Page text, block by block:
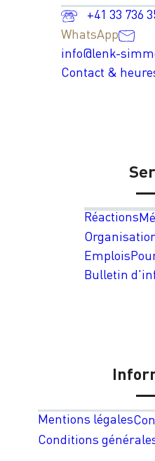
+41 33 736
WhatsApp
info@lenk-
Contact &
Réactions
Emplois
Bulletin
Mentions légales
Conditions